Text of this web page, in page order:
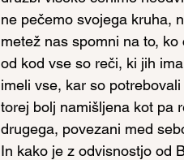
ne pečemo svojega kruha,
metež nas spomni na to,
od kod vse so reči, ki jih
imeli vse, kar so
torej bolj namišljena kot pa
drugega, povezani med
In kako je z odvisnostjo od